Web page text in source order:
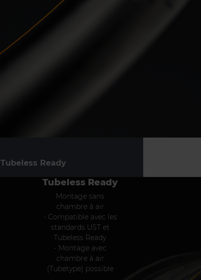
Tubeless Ready
Tubeless Ready
Montage sans
chambre à air
- Compatible avec les
standards UST et
Tubeless Ready
- Montage avec
chambre à air
(Tubetype) possible